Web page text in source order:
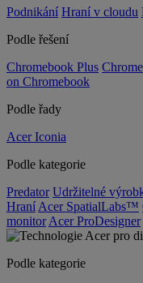
Podnikání Hraní v cloudu
Podle řešení
Chromebook Plus
on Chromebook
Podle řady
Acer Iconia
Podle kategorie
Predator Udržitelné
Hraní Acer SpatialLabs™
monitor Acer ProDesigner
Podle kategorie